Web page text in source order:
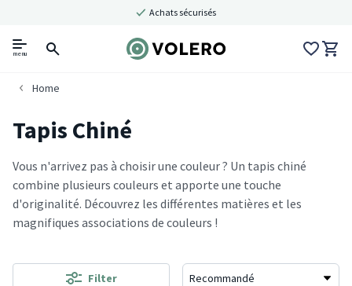
Achats sécurisés
menu
Home
Tapis Chiné
Vous n'arrivez pas à choisir une couleur ? Un tapis chiné
combine plusieurs couleurs et apporte une touche
d'originalité. Découvrez les différentes matières et les
magnifiques associations de couleurs !
Filter